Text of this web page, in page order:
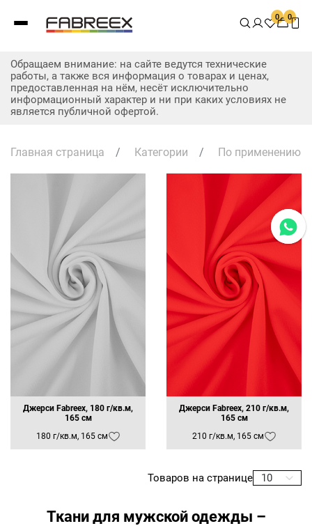
0 0
Обращаем внимание: на сайте ведутся технические
работы, а также вся информация о товарах и ценах,
предоставленная на нём, несёт исключительно
информационный характер и ни при каких условиях не
является публичной офертой.
Главная страница / Категории / По применению
Джерси Fabreex, 180 г/кв.м,
165 см
180 г/кв.м, 165 см
Джерси Fabreex, 210 г/кв.м,
165 см
210 г/кв.м, 165 см
Товаров на странице 10
Ткани для мужской одежды –